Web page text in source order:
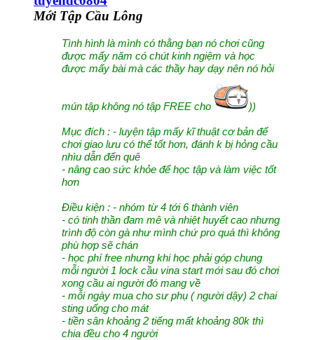
Mới Tập Cầu Lông
Tình hình là mình có thằng bạn nó chơi cũng
được mấy năm có chút kinh ngiệm và học
được mấy bài mà các thầy hay dạy nên nó hỏi
mún tập không nó tập FREE cho ))
Mục đích : - luyện tập mấy kĩ thuật cơ bản để
chơi giao lưu có thể tốt hơn, đánh k bị hỏng cầu
nhìu dẫn đến quê
- nâng cao sức khỏe để học tập và làm việc tốt
hơn
Điều kiện : - nhóm từ 4 tới 6 thành viên
- có tinh thần đam mê và nhiệt huyết cao nhưng
trình độ còn gà như mình chứ pro quá thì không
phù hợp sẽ chán
- học phí free nhưng khi học phải góp chung
mỗi người 1 lock cầu vina start mới sau đó chơi
xong cầu ai người đó mang về
- mỗi ngày mua cho sư phụ ( người dậy) 2 chai
sting uống cho mát
- tiền sân khoảng 2 tiếng mất khoảng 80k thì
chia đều cho 4 người